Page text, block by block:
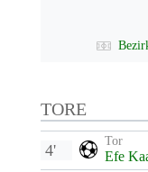
TORE
Tor
Efe
4'